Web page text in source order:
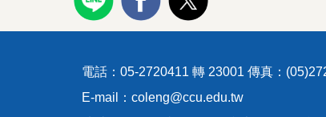
電話：05-2720411 轉 23001 傳真：
E-mail：coleng@ccu.edu.tw